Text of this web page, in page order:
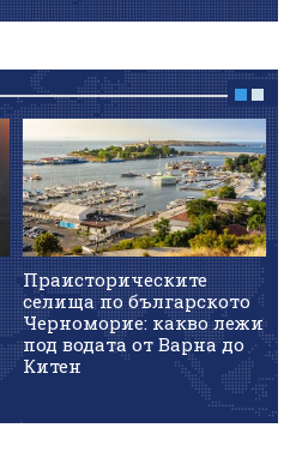
Праисторическите
селища по българското
Черноморие: какво лежи
под водата от Варна до
Китен